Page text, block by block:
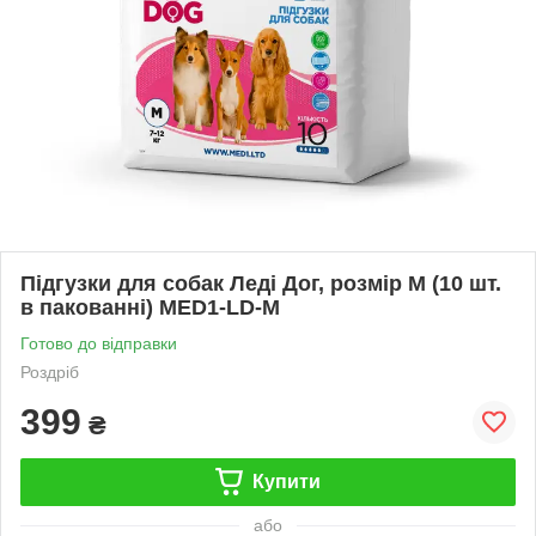
Підгузки для собак Леді Дог, розмір M (10 шт.
в пакованні) MED1-LD-M
Готово до відправки
Роздріб
399 ₴
Купити
або